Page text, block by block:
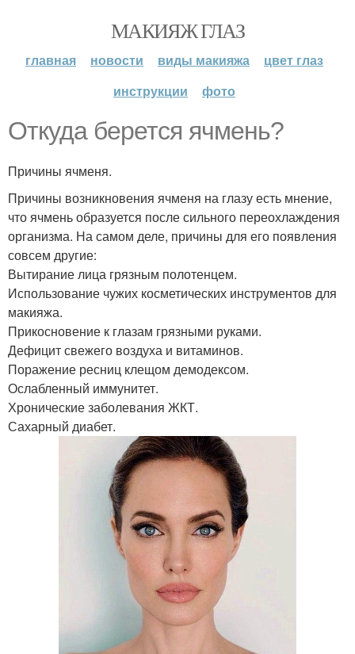
МАКИЯЖ ГЛАЗ
главная новости виды макияжа
цвет глаз
инструкции
фото
Откуда берется ячмень?
Причины ячменя.
Причины возникновения ячменя на глазу есть мнение,
что ячмень образуется после сильного переохлаждения
организма. На самом деле, причины для его появления
совсем другие:
Вытирание лица грязным полотенцем.
Использование чужих косметических инструментов для
макияжа.
Прикосновение к глазам грязными руками.
Дефицит свежего воздуха и витаминов.
Поражение ресниц клещом демодексом.
Ослабленный иммунитет.
Хронические заболевания ЖКТ.
Сахарный диабет.